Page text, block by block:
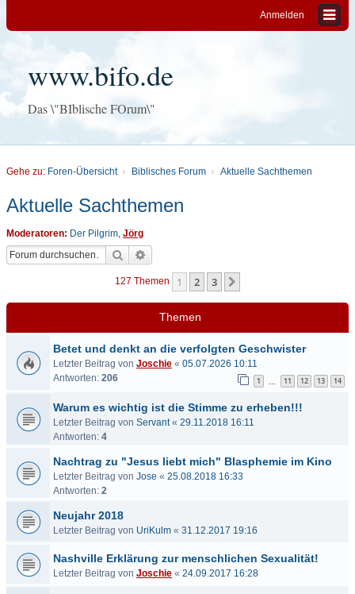
Anmelden
www.bifo.de
Das \"BIblische FOrum\"
Gehe zu: Foren-Übersicht Biblisches Forum Aktuelle Sachthemen
Aktuelle Sachthemen
Moderatoren: Der Pilgrim, Jörg
Suche
127 Themen 1 2 3
Themen
Betet und denkt an die verfolgten Geschwister
Letzter Beitrag von Joschie « 05.07.2026 10:11
Antworten: 206 1 11 12 13 14
Warum es wichtig ist die Stimme zu erheben!!!
Letzter Beitrag von Servant« 29.11.2018 16:11
Antworten: 4
Nachtrag zu "Jesus liebt mich" Blasphemie im Kino
Letzter Beitrag von Jose « 25.08.2018 16:33
Antworten: 2
Neujahr 2018
Letzter Beitrag von UriKulm « 31.12.2017 19:16
Nashville Erklärung zur menschlichen Sexualität!
Letzter Beitrag von Joschie « 24.09.2017 16:28